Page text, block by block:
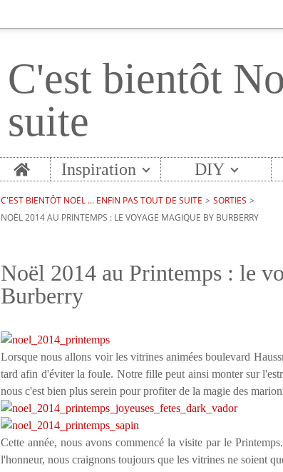
C'est bientôt
suite
Home Inspiration DIY
C'EST BIENTÔT NOËL ... ENFIN PAS TOUT DE SUITE > SORTIES >
NOËL 2014 AU PRINTEMPS : LE VOYAGE MAGIQUE BY BURBERRY
Noël 2014 au Printemps : le
Burberry
Lorsque nous allons voir les vitrines animées boulevard
tard afin d'éviter la foule. Notre fille peut ainsi monter sur
nous c'est bien plus serein pour profiter de la magie des
Cette année, nous avons commencé la visite par le
l'honneur, nous craignons toujours que les vitrines ne soient